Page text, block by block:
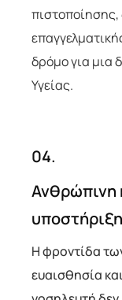
δρόμο για μια
Υγείας.
04.
Ανθρώπινη
υποστήριξη
Η φροντίδα
ευαισθησία